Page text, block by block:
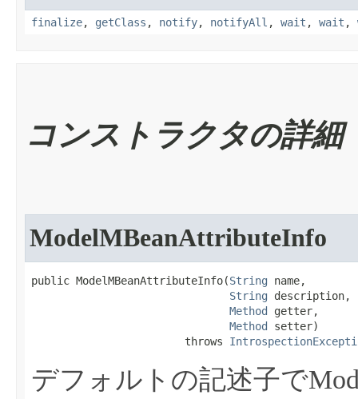
finalize, getClass , notify, notifyAll , wait , wait ,
コンストラクタの詳細
ModelMBeanAttributeInfo
public ModelMBeanAttributeInfo​(String name,
String description,
Method
getter,
Method
setter)
                        throws
デフォルトの記述子で